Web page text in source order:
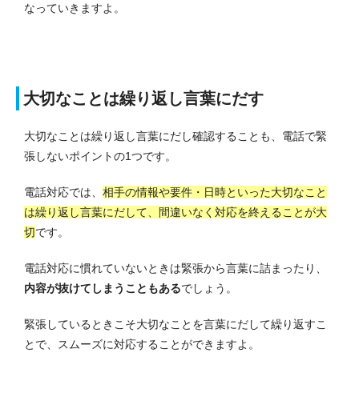
なっていきますよ。
大切なことは繰り返し言葉にだす
大切なことは繰り返し言葉にだし確認することも、電話で緊
張しないポイントの1つです。
電話対応では、 相手の情報や要件・日時といった大切なこと
は繰り返し言葉にだして、間違いなく対応を終えることが大
切です。
電話対応に慣れていないときは緊張から言葉に詰まったり、
内容が抜けてしまうこともあるでしょう。
緊張しているときこそ大切なことを言葉にだして繰り返すこ
とで、スムーズに対応することができますよ。